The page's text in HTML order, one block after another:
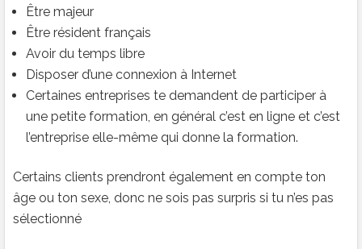
Être majeur
Être résident français
Avoir du temps libre
Disposer d’une connexion à Internet
Certaines entreprises te demandent de participer à
une petite formation, en général c’est en ligne et c’est
l’entreprise elle-même qui donne la formation.
Certains clients prendront également en compte ton
âge ou ton sexe, donc ne sois pas surpris si tu n’es pas
sélectionné